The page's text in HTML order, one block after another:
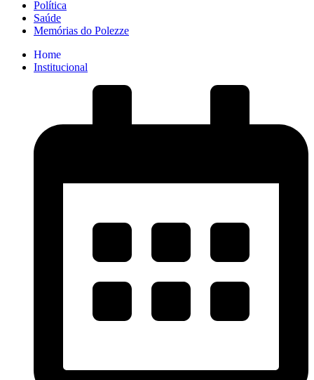
Política
Saúde
Memórias do Polezze
Home
Institucional